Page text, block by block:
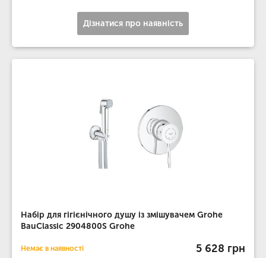
Дізнатися про наявність
Набір для гігієнічного душу із змішувачем Grohe
BauClassic 2904800S Grohe
Немає в наявності 5 628 грн